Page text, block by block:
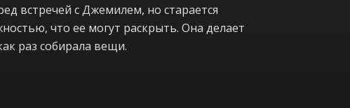
встречей с Джемилем, но старается
что ее могут раскрыть. Она делает
раз собирала вещи.